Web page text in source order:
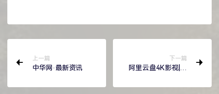
上一篇
中华网·最新资讯
下一篇
阿里云盘4K影视|最